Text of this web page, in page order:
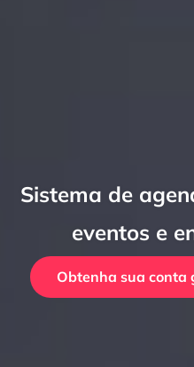
Sistema de
eventos e
Obtenha sua conta